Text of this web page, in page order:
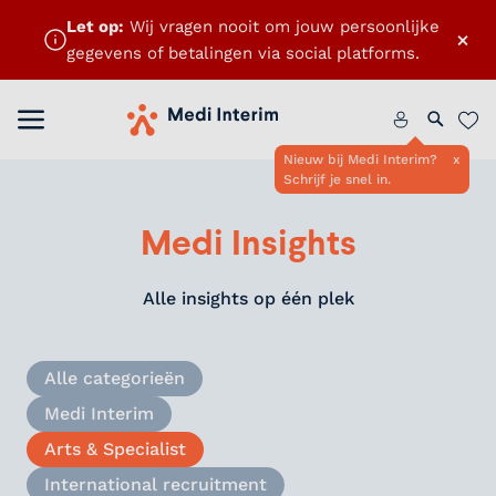
×
Let op: Wij vragen nooit om jouw persoonlijke
gegevens of betalingen via social platforms.
Menu openenHome
Nieuw bij Medi Interim?
Schrijf je snel in.
x
Zoeken
Medi Insights
Alle insights op één plek
Alle categorieën
Medi Interim
Arts & Specialist
International recruitment